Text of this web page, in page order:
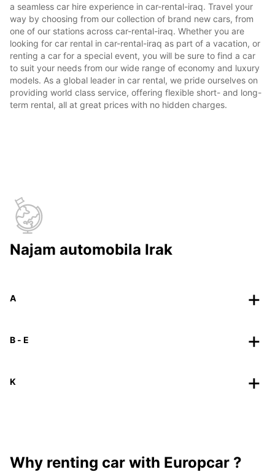
a seamless car hire experience in car-rental-iraq. Travel your
way by choosing from our collection of brand new cars, from
one of our stations across car-rental-iraq. Whether you are
looking for car rental in car-rental-iraq as part of a vacation, or
renting a car for a special event, you will be sure to find a car
to suit your needs from our wide range of economy and luxury
models. As a global leader in car rental, we pride ourselves on
providing world class service, offering flexible short- and long-
term rental, all at great prices with no hidden charges.
Najam automobila Irak
A
B - E
K
Why renting car with Europcar ?